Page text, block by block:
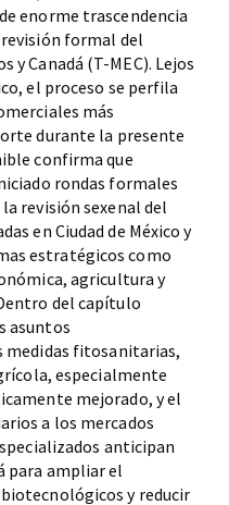
enorme trascendencia
formal del
y Canadá (T-MEC). Lejos
el proceso se perfila
más
durante la presente
confirma que
rondas formales
revisión sexenal del
en Ciudad de México y
estratégicos como
agricultura y
del capítulo
asuntos
medidas fitosanitarias,
especialmente
mejorado, y el
a los mercados
anticipan
para ampliar el
y reducir